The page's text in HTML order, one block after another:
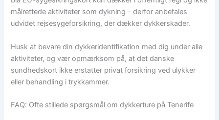
målrettede aktiviteter som dykning – derfor anbefales
udvidet rejsesygeforsikring, der dækker dykkerskader.
Husk at bevare din dykkeridentifikation med dig under alle
aktiviteter, og vær opmærksom på, at det danske
sundhedskort ikke erstatter privat forsikring ved ulykker
eller behandling i trykkammer.
FAQ: Ofte stillede spørgsmål om dykkerture på Tenerife